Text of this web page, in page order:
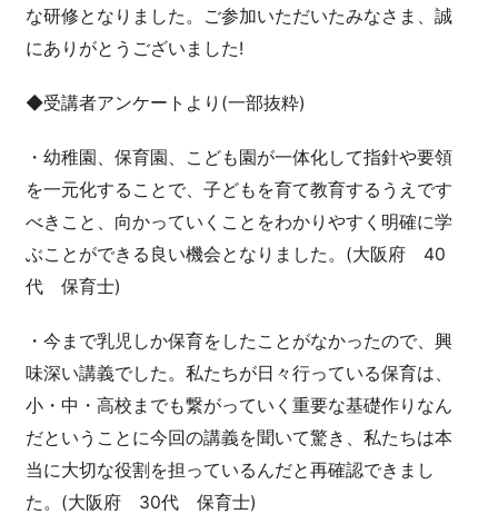
な研修となりました。ご参加いただいたみなさま、誠
にありがとうございました!
◆受講者アンケートより(一部抜粋)
・幼稚園、保育園、こども園が一体化して指針や要領
を一元化することで、子どもを育て教育するうえです
べきこと、向かっていくことをわかりやすく明確に学
ぶことができる良い機会となりました。(大阪府 40
代 保育士)
・今まで乳児しか保育をしたことがなかったので、興
味深い講義でした。私たちが日々行っている保育は、
小・中・高校までも繋がっていく重要な基礎作りなん
だということに今回の講義を聞いて驚き、私たちは本
当に大切な役割を担っているんだと再確認できまし
た。(大阪府 30代 保育士)